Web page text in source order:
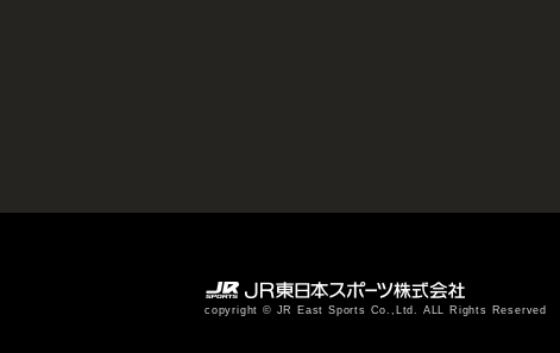
copyright © JR East Sports Co.,Ltd. ALL Rights Reserved